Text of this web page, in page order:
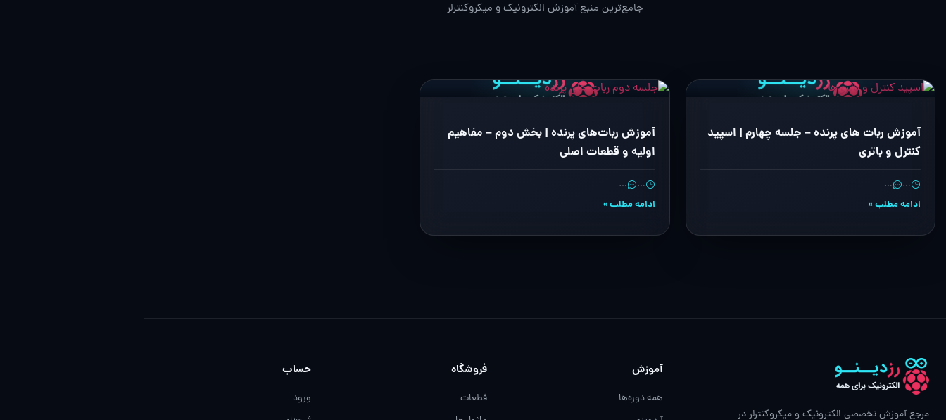
جامع‌ترین منبع آموزش الکترونیک و میکروکنترلر
آموزش ربات های پرنده – جلسه چهارم | اسپید
کنترل و باتری
…
…
ادامه مطلب »
آموزش ربات‌های پرنده | بخش دوم – مفاهیم
اولیه و قطعات اصلی
…
…
ادامه مطلب »
مرجع آموزش تخصصی الکترونیک و میکروکنترلر در
آموزش
همه دوره‌ها
فروشگاه
قطعات
حساب
ورود